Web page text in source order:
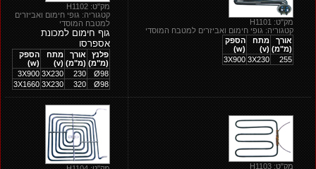
מק"ט: H1101
קטגוריה: גופי חימום ואביזרים למטבח המוסדי
אורך
(מ"מ)
מתח
(v)
הספק
(w)
255
3X230
3X900
מק"ט: H1102
קטגוריה: גופי חימום ואביזרים
למטבח המוסדי
גוף חימום למכונת
אספרסו
פלנץ
(מ"מ)
אורך
(מ"מ)
מתח
(v)
הספק
(w)
Ø98
230
3X230
3X900
Ø98
320
3X230
3X1660
מק"ט: H1103